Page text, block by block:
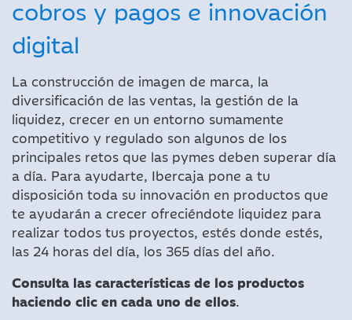
cobros y pagos e innovación
digital
La construcción de imagen de marca, la
diversificación de las ventas, la gestión de la
liquidez, crecer en un entorno sumamente
competitivo y regulado son algunos de los
principales retos que las pymes deben superar día
a día. Para ayudarte, Ibercaja pone a tu
disposición toda su innovación en productos que
te ayudarán a crecer ofreciéndote liquidez para
realizar todos tus proyectos, estés donde estés,
las 24 horas del día, los 365 días del año.
Consulta las características de los productos
haciendo clic en cada uno de ellos.